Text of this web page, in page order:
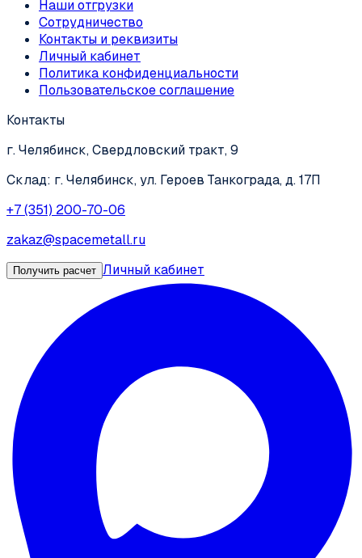
Наши отгрузки
Сотрудничество
Контакты и реквизиты
Личный кабинет
Политика конфиденциальности
Пользовательское соглашение
Контакты
г. Челябинск, Свердловский тракт, 9
Склад: г. Челябинск, ул. Героев Танкограда, д. 17П
+7 (351) 200-70-06
zakaz@spacemetall.ru
Получить расчет Личный кабинет